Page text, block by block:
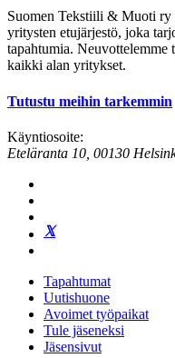
Suomen Tekstiili & Muoti ry
yritysten etujärjestö, joka
tapahtumia. Neuvottelemme
kaikki alan yritykset.
Tutustu meihin tarkemmin
Käyntiosoite:
Eteläranta 10, 00130
Tapahtumat
Uutishuone
Avoimet työpaikat
Tule jäseneksi
Jäsensivut